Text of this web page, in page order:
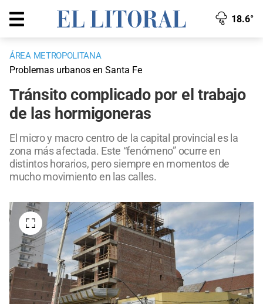
18.6°
ÁREA METROPOLITANA
Problemas urbanos en Santa Fe
Tránsito complicado por el trabajo
de las hormigoneras
El micro y macro centro de la capital provincial es la
zona más afectada. Este “fenómeno” ocurre en
distintos horarios, pero siempre en momentos de
mucho movimiento en las calles.